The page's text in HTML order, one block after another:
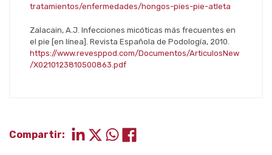
tratamientos/enfermedades/hongos-pies-pie-atleta
Zalacain, A.J. Infecciones micóticas más frecuentes en
el pie [en línea]. Revista Española de Podología, 2010.
https://www.revesppod.com/Documentos/ArticulosNew
/X0210123810500863.pdf
Compartir: